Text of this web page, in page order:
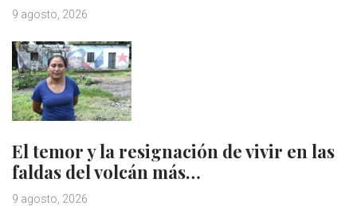
9 agosto, 2026
El temor y la resignación de vivir en las
faldas del volcán más…
9 agosto, 2026